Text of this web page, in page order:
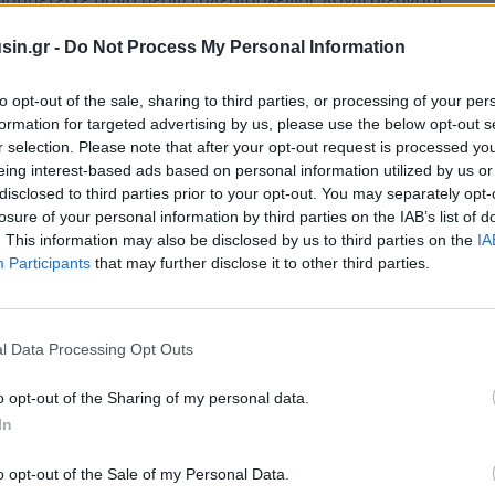
- Do Not Process My Personal Information
opt-out of the sale, sharing to third parties, or processing of your
for targeted advertising by us, please use the below opt-out
selection. Please note that after your opt-out request is processed
interest-based ads based on personal information utilized by us
to third parties prior to your opt-out. You may separately
of your personal information by third parties on the IAB’s list of
This information may also be disclosed by us to third parties on the
Participants that may further disclose it to other third parties.
Data Processing Opt Outs
opt-out of the Sharing of my personal data.
opt-out of the Sale of my Personal Data.
έχει ξεπεραστεί και τόνισε τη σημασία
εθνικών νομισμάτων στις συναλλαγές. Στο
στη Μέση Ανατολή, με τους BRICS να ζητούν
και την αποχώρηση των ισραηλινών δυνάμεων από
επιθέσεις κατά του Ιράν, χωρίς να κατονομάσουν